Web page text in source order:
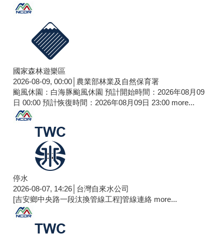
國家森林遊樂區
2026-08-09, 00:00│農業部林業及自然保育署
颱風休園：白海豚颱風休園 預計開始時間：2026年08月09
日 00:00 預計恢復時間：2026年08月09日 23:00 more...
停水
2026-08-07, 14:26│台灣自來水公司
[吉安鄉中央路一段汰換管線工程]管線連絡 more...